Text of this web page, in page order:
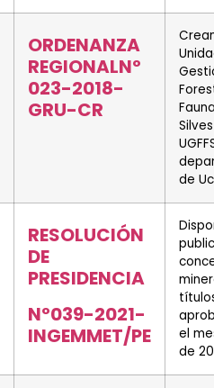
ORDENANZA
REGIONALNº
023-2018-
GRU-CR
de
RESOLUCIÓN
DE
PRESIDENCIA
Nº039-2021-
INGEMMET/PE
el
de